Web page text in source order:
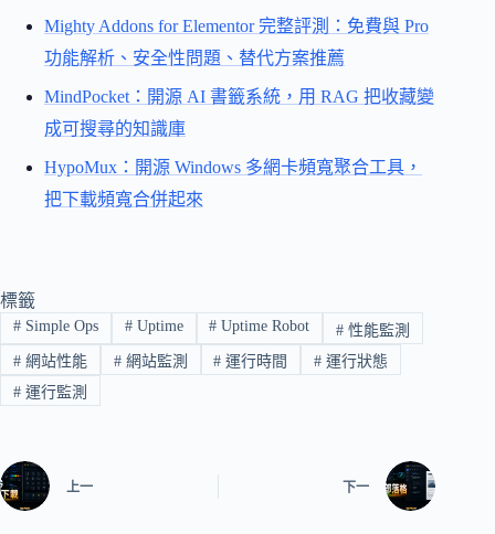
Mighty Addons for Elementor 完整評測：免費與 Pro
功能解析、安全性問題、替代方案推薦
MindPocket：開源 AI 書籤系統，用 RAG 把收藏變
成可搜尋的知識庫
HypoMux：開源 Windows 多網卡頻寬聚合工具，
把下載頻寬合併起來
標籤
#Simple Ops #Uptime # Uptime Robot # 性能監測
#網站性能 #網站監測 # 運行時間 # 運行狀態
#運行監測
上一 下一